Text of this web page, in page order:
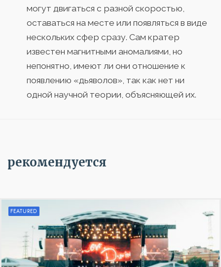
могут двигаться с разной скоростью,
оставаться на месте или появляться в виде
нескольких сфер сразу. Сам кратер
известен магнитными аномалиями, но
непонятно, имеют ли они отношение к
появлению «дьяволов», так как нет ни
одной научной теории, объясняющей их.
рекомендуется
FEATURED